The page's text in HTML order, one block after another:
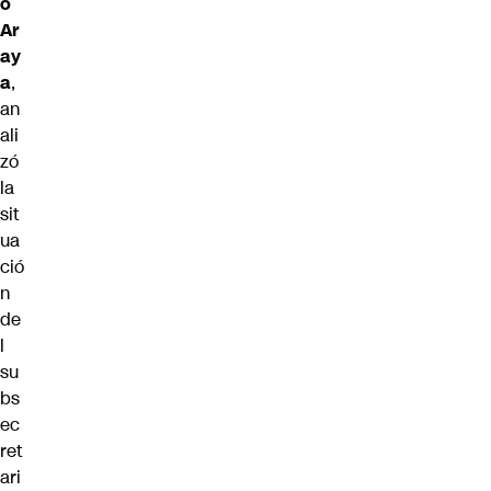
Ar
ay
a,
an
ali
zó
la
sit
ua
ció
n
de
l
su
bs
ec
ret
ari